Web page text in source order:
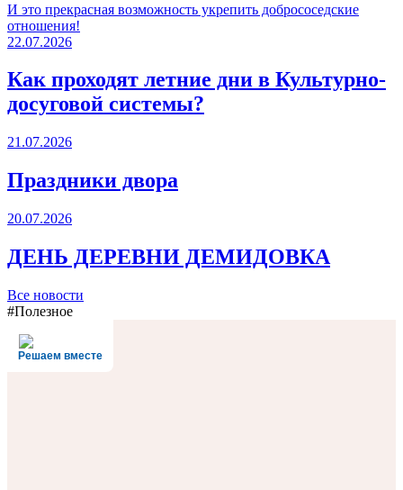
И это прекрасная возможность укрепить добрососедские
отношения!
22.07.2026
Как проходят летние дни в Культурно-
досуговой системы?
21.07.2026
Праздники двора
20.07.2026
ДЕНЬ ДЕРЕВНИ ДЕМИДОВКА
Все новости
#Полезное
Решаем вместе